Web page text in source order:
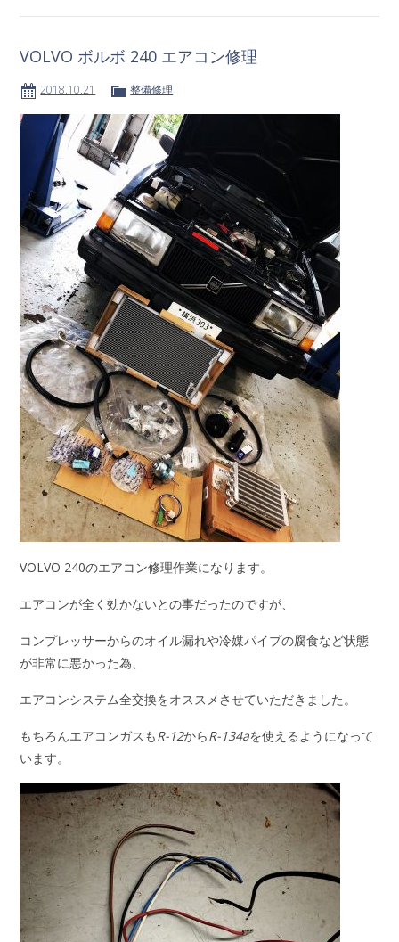
VOLVO ボルボ 240 エアコン修理
2018.10.21 整備修理
VOLVO 240のエアコン修理作業になります。
エアコンが全く効かないとの事だったのですが、
コンプレッサーからのオイル漏れや冷媒パイプの腐食など状態
が非常に悪かった為、
エアコンシステム全交換をオススメさせていただきました。
もちろんエアコンガスもR-12からR-134aを使えるようになって
います。